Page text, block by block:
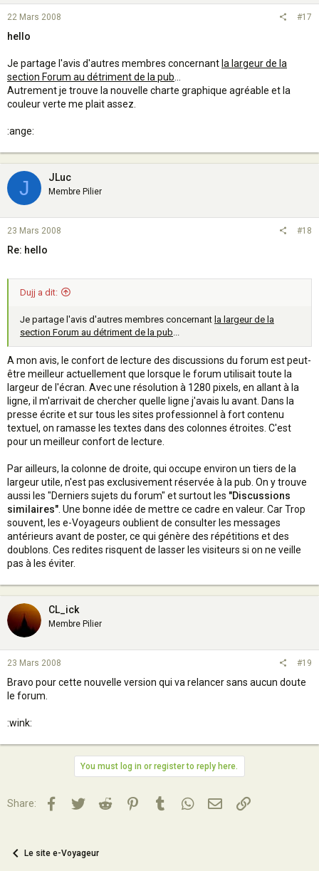
22 Mars 2008 #17
hello
Je partage l'avis d'autres membres concernant la largeur de la
section Forum au détriment de la pub
Autrement je trouve la nouvelle charte graphique agréable et la
couleur verte me plait assez.
:ange:
J JLuc
Membre Pilier
23 Mars 2008 #18
Re: hello
Dujj a dit:
Je partage l'avis d'autres membres concernant la largeur de la
section Forum au détriment de la pub
A mon avis, le confort de lecture des discussions du forum est peut-
être meilleur actuellement que lorsque le forum utilisait toute la
largeur de l'écran. Avec une résolution à 1280 pixels, en allant à la
ligne, il m'arrivait de chercher quelle ligne j'avais lu avant. Dans la
presse écrite et sur tous les sites professionnel à fort contenu
textuel, on ramasse les textes dans des colonnes étroites. C'est
pour un meilleur confort de lecture.
Par ailleurs, la colonne de droite, qui occupe environ un tiers de la
largeur utile, n'est pas exclusivement réservée à la pub. On y trouve
aussi les "Derniers sujets du forum" et surtout les "Discussions
similaires" . Une bonne idée de mettre ce cadre en valeur. Car Trop
souvent, les e-Voyageurs oublient de consulter les messages
antérieurs avant de poster, ce qui génère des répétitions et des
doublons. Ces redites risquent de lasser les visiteurs si on ne veille
pas à les éviter.
CL_ick
Membre Pilier
23 Mars 2008 #19
Bravo pour cette nouvelle version qui va relancer sans aucun doute
le forum.
:wink:
You must log in or register to reply here.
Share: Facebook
TwitterReddit PinterestTumblrWhatsApp
Email Lien
Le site e-Voyageur